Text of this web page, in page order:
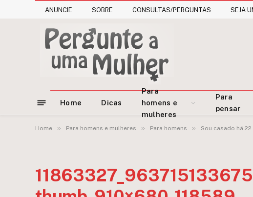
ANUNCIE SOBRE CONSULTAS/PERGUNTAS SEJA
Home Dicas
Para
homens e
mulheres
Para
pensar
Home » Para homens e mulheres » Para homens » Sou casado há